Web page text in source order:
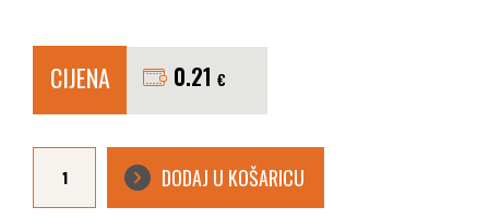
CIJENA 0.21 €
METALNI
OPLATU
(DISTANCER)
DODAJ U KOŠARICU